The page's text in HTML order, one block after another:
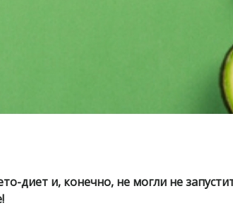
диет и, конечно, не могли не